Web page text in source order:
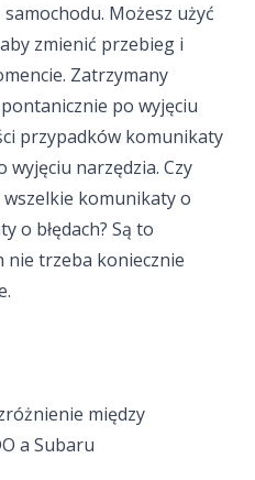
Możesz użyć
zmienić przebieg i
Zatrzymany
po wyjęciu
przypadków komunikaty
wyjęciu narzędzia. Czy
komunikaty o
o błędach? Są to
nie trzeba koniecznie
między
a Subaru